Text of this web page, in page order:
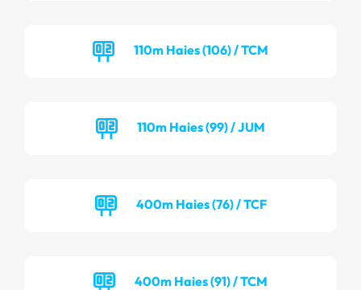
110m Haies (106) / TCM
110m Haies (99) / JUM
400m Haies (76) / TCF
400m Haies (91) / TCM